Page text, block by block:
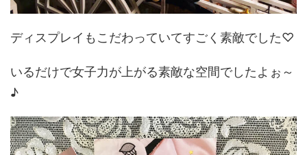
ディスプレイもこだわっていてすごく素敵でした♡
いるだけで女子力が上がる素敵な空間でしたよぉ～
♪